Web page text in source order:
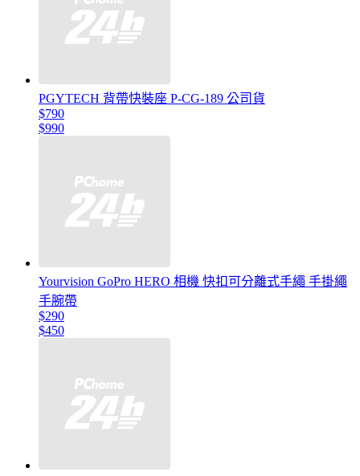
PGYTECH 背帶快裝座 P-CG-189 公司貨
$790
$990
Yourvision GoPro HERO 相機 快扣可分離式手繩 手掛繩
手腕帶
$290
$450